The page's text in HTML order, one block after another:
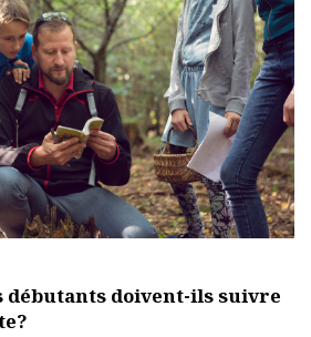
débutants doivent-ils suivre